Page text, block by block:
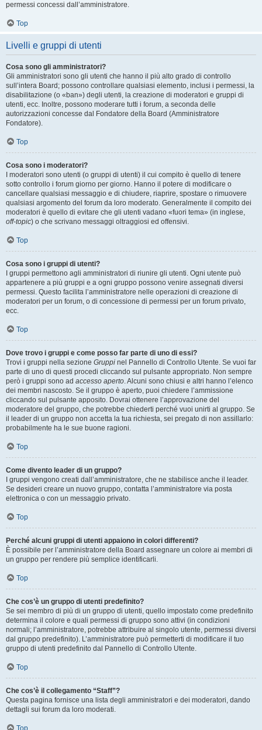
permessi concessi dall’amministratore.
Top
Livelli e gruppi di utenti
Cosa sono gli amministratori?
Gli amministratori sono gli utenti che hanno il più alto grado di controllo
sull’intera Board; possono controllare qualsiasi elemento, inclusi i permessi, la
disabilitazione (o «ban») degli utenti, la creazione di moderatori e gruppi di
utenti, ecc. Inoltre, possono moderare tutti i forum, a seconda delle
autorizzazioni concesse dal Fondatore della Board (Amministratore
Fondatore).
Top
Cosa sono i moderatori?
I moderatori sono utenti (o gruppi di utenti) il cui compito è quello di tenere
sotto controllo i forum giorno per giorno. Hanno il potere di modificare o
cancellare qualsiasi messaggio e di chiudere, riaprire, spostare o rimuovere
qualsiasi argomento del forum da loro moderato. Generalmente il compito dei
moderatori è quello di evitare che gli utenti vadano «fuori tema» (in inglese,
off-topic) o che scrivano messaggi oltraggiosi ed offensivi.
Top
Cosa sono i gruppi di utenti?
I gruppi permettono agli amministratori di riunire gli utenti. Ogni utente può
appartenere a più gruppi e a ogni gruppo possono venire assegnati diversi
permessi. Questo facilita l’amministratore nelle operazioni di creazione di
moderatori per un forum, o di concessione di permessi per un forum privato,
ecc.
Top
Dove trovo i gruppi e come posso far parte di uno di essi?
Trovi i gruppi nella sezione Gruppi nel Pannello di Controllo Utente. Se vuoi far
parte di uno di questi procedi cliccando sul pulsante appropriato. Non sempre
però i gruppi sono ad accesso aperto. Alcuni sono chiusi e altri hanno l’elenco
dei membri nascosto. Se il gruppo è aperto, puoi chiedere l’ammissione
cliccando sul pulsante apposito. Dovrai ottenere l’approvazione del
moderatore del gruppo, che potrebbe chiederti perché vuoi unirti al gruppo. Se
il leader di un gruppo non accetta la tua richiesta, sei pregato di non assillarlo:
probabilmente ha le sue buone ragioni.
Top
Come divento leader di un gruppo?
I gruppi vengono creati dall’amministratore, che ne stabilisce anche il leader.
Se desideri creare un nuovo gruppo, contatta l’amministratore via posta
elettronica o con un messaggio privato.
Top
Perché alcuni gruppi di utenti appaiono in colori differenti?
È possibile per l’amministratore della Board assegnare un colore ai membri di
un gruppo per rendere più semplice identificarli.
Top
Che cos’è un gruppo di utenti predefinito?
Se sei membro di più di un gruppo di utenti, quello impostato come predefinito
determina il colore e quali permessi di gruppo sono attivi (in condizioni
normali; l’amministratore, potrebbe attribuire al singolo utente, permessi diversi
dal gruppo predefinito). L’amministratore può permetterti di modificare il tuo
gruppo di utenti predefinito dal Pannello di Controllo Utente.
Top
Che cos’è il collegamento “Staff”?
Questa pagina fornisce una lista degli amministratori e dei moderatori, dando
dettagli sui forum da loro moderati.
Top